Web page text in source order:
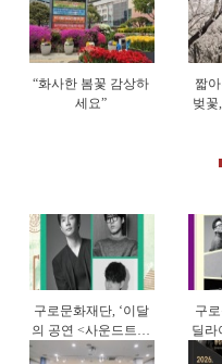
“화사한 봄꽃 감상하
세요”
짧
벚
구로문화재단, ‘이달
의 공연 <사운드트립
>’ 9월 공연 개최
구
딜라
리